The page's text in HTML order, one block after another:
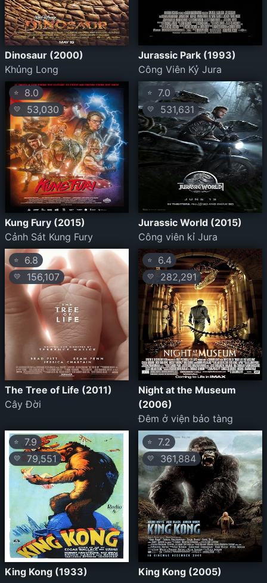
Dinosaur (2000)
Khủng Long
Jurassic Park (1993)
Công Viên Kỷ Jura
⭐ 8.0
💛 53,030
Kung Fury (2015)
Cảnh Sát Kung Fury
⭐ 7.0
💛 531,631
Jurassic World (2015)
Công viên kỉ Jura
⭐ 6.8
💛 156,107
The Tree of Life (2011)
Cây Đời
⭐ 6.4
💛 282,291
Night at the Museum
(2006)
Đêm ở viện bảo tàng
⭐ 7.9
💛 79,551
King Kong (1933)
⭐ 7.2
💛 361,884
King Kong (2005)